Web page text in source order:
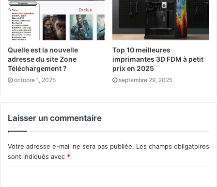
Quelle est la nouvelle
adresse du site Zone
Téléchargement ?
octobre 1, 2025
Top 10 meilleures
imprimantes 3D FDM à petit
prix en 2025
septembre 29, 2025
Laisser un commentaire
Votre adresse e-mail ne sera pas publiée. Les champs obligatoires
sont indiqués avec *